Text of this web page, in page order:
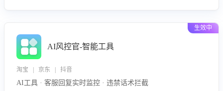
生效中
AI风控官-智能工具
淘宝 | 京东 | 抖音
AI工具 · 客服回复实时监控 · 违禁话术拦截